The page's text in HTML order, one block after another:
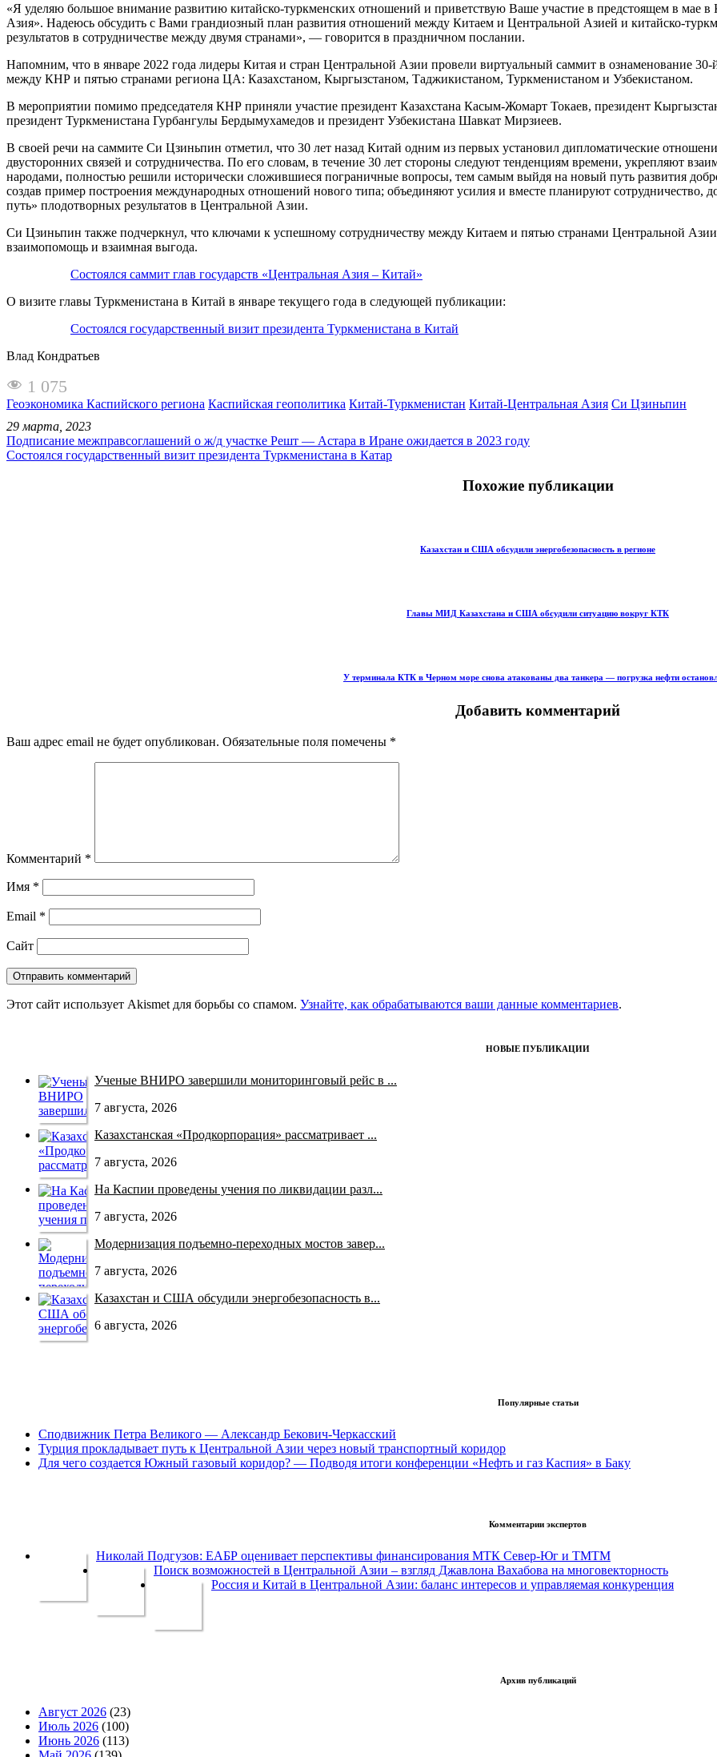
«Я уделяю большое внимание развитию китайско-туркменских отношений и приветствую Ваше участие в предстоящем в мае
Азия». Надеюсь обсудить с Вами грандиозный план развития отношений между Китаем и Центральной Азией и китайско-
результатов в сотрудничестве между двумя странами», — говорится в праздничном послании.
Напомним, что в январе 2022 года лидеры Китая и стран Центральной Азии провели виртуальный саммит в ознаменование
между КНР и пятью странами региона ЦА: Казахстаном, Кыргызстаном, Таджикистаном, Туркменистаном и Узбекистаном.
В мероприятии помимо председателя КНР приняли участие президент Казахстана Касым-Жомарт Токаев, президент
президент Туркменистана Гурбангулы Бердымухамедов и президент Узбекистана Шавкат Мирзиеев.
В своей речи на саммите Си Цзиньпин отметил, что 30 лет назад Китай одним из первых установил дипломатические
двусторонних связей и сотрудничества. По его словам, в течение 30 лет стороны следуют тенденциям времени, укрепляют
народами, полностью решили исторически сложившиеся пограничные вопросы, тем самым выйдя на новый путь развития
создав пример построения международных отношений нового типа; объединяют усилия и вместе планируют сотрудничество,
путь» плодотворных результатов в Центральной Азии.
Си Цзиньпин также подчеркнул, что ключами к успешному сотрудничеству между Китаем и пятью странами Центральной
взаимопомощь и взаимная выгода.
Состоялся саммит глав государств «Центральная Азия – Китай»
О визите главы Туркменистана в Китай в январе текущего года в следующей публикации:
Состоялся государственный визит президента Туркменистана в Китай
Влад Кондратьев
1 075
Геоэкономика Каспийского региона Каспийская геополитика Китай-Туркменистан Китай-Центральная Азия Си Цзиньпин
29 марта, 2023
Подписание межправсоглашений о ж/д участке Решт — Астара в Иране ожидается в 2023 году
Состоялся государственный визит президента Туркменистана в Катар
Похожие публикации
Казахстан и США обсудили энергобезопасность в регионе
Главы МИД Казахстана и США обсудили ситуацию вокруг КТК
У терминала КТК в Черном море снова атакованы два танкера — погрузка нефти
Добавить комментарий
Ваш адрес email не будет опубликован. Обязательные поля помечены *
Комментарий *
Имя *
Email *
Сайт
Этот сайт использует Akismet для борьбы со спамом. Узнайте, как обрабатываются ваши данные комментариев.
НОВЫЕ ПУБЛИКАЦИИ
Ученые ВНИРО завершили мониторинговый рейс в ...
7 августа, 2026
Казахстанская «Продкорпорация» рассматривает ...
7 августа, 2026
На Каспии проведены учения по ликвидации разл...
7 августа, 2026
Модернизация подъемно-переходных мостов завер...
7 августа, 2026
Казахстан и США обсудили энергобезопасность в...
6 августа, 2026
Популярные статьи
Сподвижник Петра Великого — Александр Бекович-Черкасский
Турция прокладывает путь к Центральной Азии через новый транспортный коридор
Для чего создается Южный газовый коридор? — Подводя итоги конференции «Нефть и газ Каспия» в Баку
Комментарии экспертов
Николай Подгузов: ЕАБР оценивает перспективы финансирования МТК Север-Юг и ТМТМ
Поиск возможностей в Центральной Азии – взгляд Джавлона Вахабова на многовекторность
Россия и Китай в Центральной Азии: баланс интересов и управляемая конкуренция
Архив публикаций
Август 2026 (23)
Июль 2026 (100)
Июнь 2026 (113)